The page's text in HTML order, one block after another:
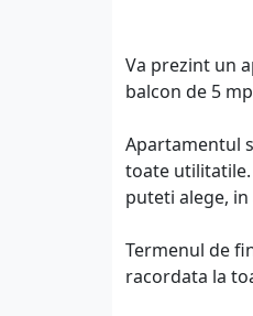
Va prezint un
balcon de 5
Apartamentul
toate utilitatile.
puteti alege,
Termenul de
racordata la